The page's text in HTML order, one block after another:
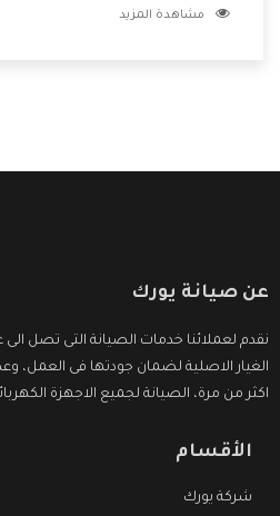
الشركة بها والتى تكون منها خدمة
مشاهدة المزيد
عن صيانة يورك
نقدم لعملائنا خدمات الصيانة التى تصل
الغيار الاصلية لضمان جودتها فى العمل،
اكثر من مرة، الصيانة لجميع الاجهزة
الأقسام
شركة يورك